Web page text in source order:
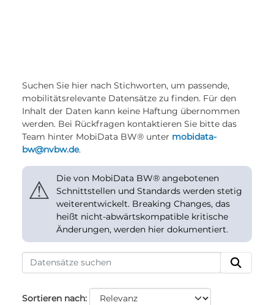
Suchen Sie hier nach Stichworten, um passende,
mobilitätsrelevante Datensätze zu finden. Für den
Inhalt der Daten kann keine Haftung übernommen
werden. Bei Rückfragen kontaktieren Sie bitte das
Team hinter MobiData BW® unter mobidata-
bw@nvbw.de.
⚠
Die von MobiData BW® angebotenen
Schnittstellen und Standards werden stetig
weiterentwickelt. Breaking Changes, das
heißt nicht-abwärtskompatible kritische
Änderungen, werden hier dokumentiert.
Sortieren nach